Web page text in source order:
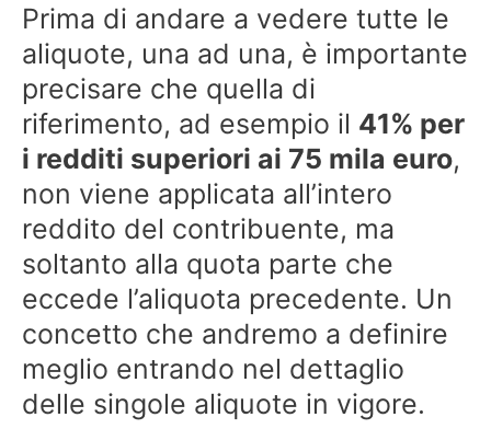
Prima di andare a vedere tutte le
aliquote, una ad una, è importante
precisare che quella di
riferimento, ad esempio il 41% per
i redditi superiori ai 75 mila euro,
non viene applicata all’intero
reddito del contribuente, ma
soltanto alla quota parte che
eccede l’aliquota precedente. Un
concetto che andremo a definire
meglio entrando nel dettaglio
delle singole aliquote in vigore.